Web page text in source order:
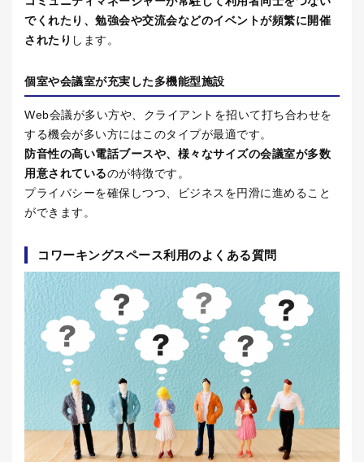
でくれたり、勉強会や交流会などのイベントが頻繁に開催
されたり します。
個室や会議室が充実した多機能型施設
Web会議が多い方や、クライアントを招いて打ち合わせを
する機会が多い方にはこのタイプが最適です。
防音性の高い電話ブースや、様々なサイズの会議室が多数
用意されているのが特徴です。
プライバシーを確保しつつ、ビジネスを円滑に進めること
ができます。
コワーキングスペース利用のよくある質問